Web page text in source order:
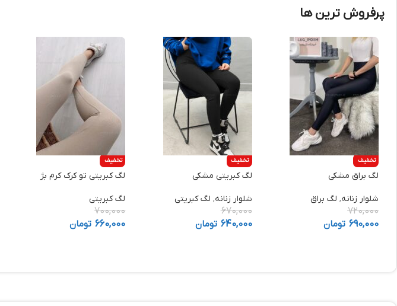
پرفروش ترین ها
تخفیف
لگ براق مشکی
شلوار زنانه, لگ براق
720,000
690,000 تومان
تخفیف
لگ کبریتی مشکی
شلوار زنانه, لگ کبریتی
670,000
640,000 تومان
تخفیف
لگ کبریتی تو کرک کرم بژ
لگ کبریتی
700,000
660,000 تومان